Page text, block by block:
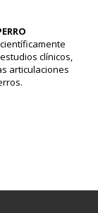
clínicos,
articulaciones